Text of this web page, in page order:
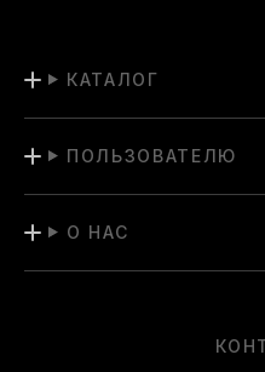
КАТАЛОГ
ПОЛЬЗОВАТЕЛЮ
О НАС